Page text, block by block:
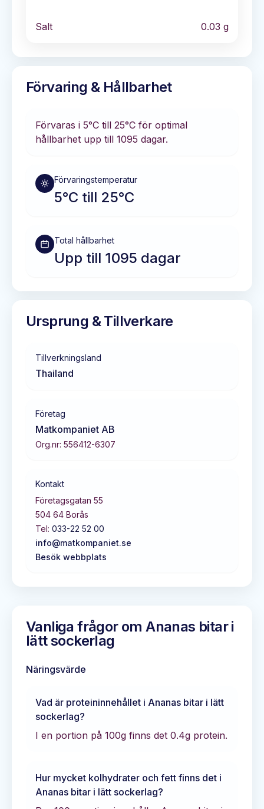
Salt 0.03 g
Förvaring & Hållbarhet
Förvaras i 5°C till 25°C för optimal
hållbarhet upp till 1095 dagar.
Förvaringstemperatur
5°C till 25°C
Total hållbarhet
Upp till 1095 dagar
Ursprung & Tillverkare
Tillverkningsland
Thailand
Företag
Matkompaniet AB
Org.nr: 556412-6307
Kontakt
Företagsgatan 55
504 64 Borås
Tel: 033-22 52 00
info@matkompaniet.se
Besök webbplats
Vanliga frågor omAnanas bitar i
lätt sockerlag
Näringsvärde
Vad är proteininnehållet i Ananas bitar i lätt
sockerlag?
I en portion på 100g finns det 0.4g protein.
Hur mycket kolhydrater och fett finns det i
Ananas bitar i lätt sockerlag?